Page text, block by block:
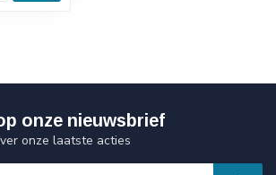
onze nieuwsbrief
onze laatste acties